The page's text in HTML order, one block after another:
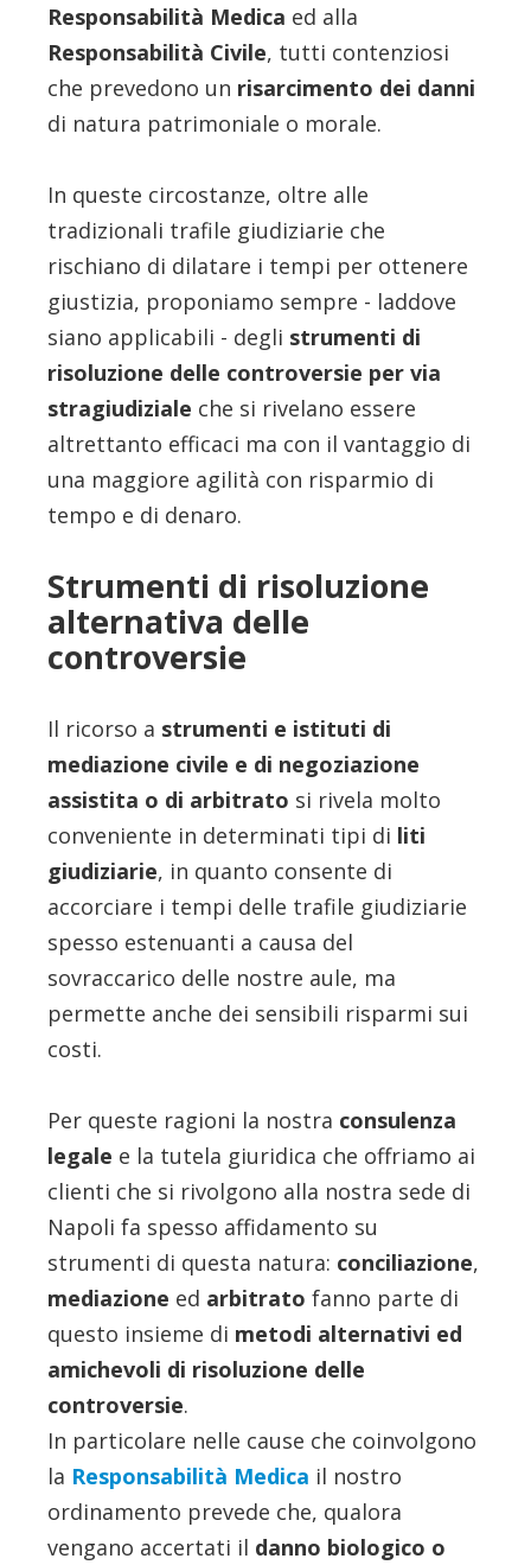
Responsabilità Medica ed alla
Responsabilità Civile, tutti contenziosi
che prevedono un risarcimento dei danni
di natura patrimoniale o morale.
In queste circostanze, oltre alle
tradizionali trafile giudiziarie che
rischiano di dilatare i tempi per ottenere
giustizia, proponiamo sempre - laddove
siano applicabili - degli strumenti di
risoluzione delle controversie per via
stragiudiziale che si rivelano essere
altrettanto efficaci ma con il vantaggio di
una maggiore agilità con risparmio di
tempo e di denaro.
Strumenti di risoluzione
alternativa delle
controversie
Il ricorso a strumenti e istituti di
mediazione civile e di negoziazione
assistita o di arbitrato si rivela molto
conveniente in determinati tipi di liti
giudiziarie, in quanto consente di
accorciare i tempi delle trafile giudiziarie
spesso estenuanti a causa del
sovraccarico delle nostre aule, ma
permette anche dei sensibili risparmi sui
costi.
Per queste ragioni la nostra consulenza
legale e la tutela giuridica che offriamo ai
clienti che si rivolgono alla nostra sede di
Napoli fa spesso affidamento su
strumenti di questa natura: conciliazione,
mediazione ed arbitrato fanno parte di
questo insieme di metodi alternativi ed
amichevoli di risoluzione delle
controversie.
In particolare nelle cause che coinvolgono
la Responsabilità Medica il nostro
ordinamento prevede che, qualora
vengano accertati il danno biologico o